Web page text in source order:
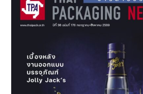
นาม
MOU
กต์
พี่